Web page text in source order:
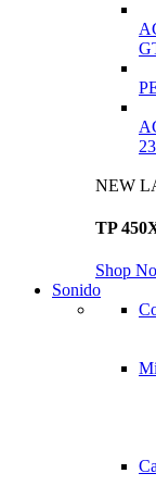
NEW
TP
Shop
Sonido